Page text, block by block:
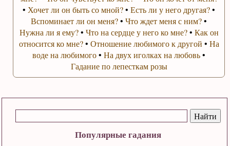
Популярные гадания
• Хочет ли он быть со мной?•Есть ли у него другая?•
Вспоминает ли он меня?•Что ждет меня с ним?•
Нужна ли я ему?• Что на сердце у него ко мне?• Как он
относится ко мне?• Отношение любимого к другой • На
воде на любимого•На двух иголках на любовь•
Гадание по лепесткам розы